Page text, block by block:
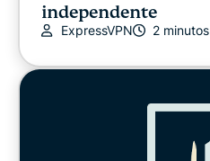
independente
ExpressVPN 2 minutos